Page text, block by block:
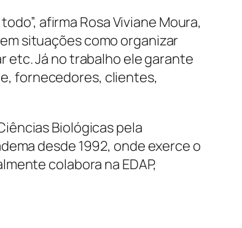
afirma Rosa Viviane Moura,
situações como organizar
etc. Já no trabalho ele garante
fornecedores, clientes,
Biológicas pela
desde 1992, onde exerce o
colabora na EDAP,